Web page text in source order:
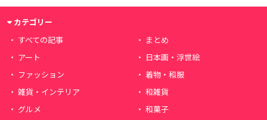
カテゴリー
すべての記事
まとめ
アート
日本画・浮世絵
ファッション
着物・和服
雑貨・インテリア
和雑貨
グルメ
和菓子